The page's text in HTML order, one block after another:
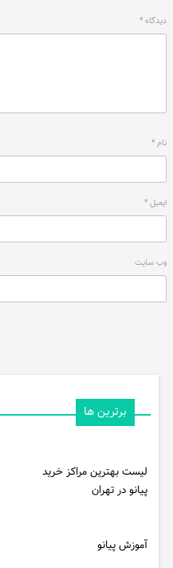
دیدگاه*
نام*
ایمیل*
وب‌ سایت
برترین ها
لیست بهترین مراکز خرید
پیانو در تهران
آموزش پیانو